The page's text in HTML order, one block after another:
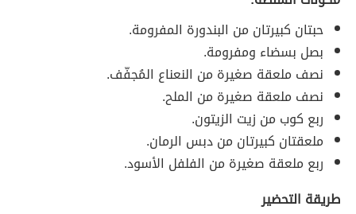
حبتان كبيرتان من البندورة المفرومة.
بصل بسضاء ومفرومة.
نصف ملعقة صغيرة من النعناع المُجفّف.
نصف ملعقة صغيرة من الملح.
ربع كوب من زيت الزيتون.
ملعقتان كبيرتان من دبس الرمان.
ربع ملعقة صغيرة من الفلفل الأسود.
طريقة التحضير